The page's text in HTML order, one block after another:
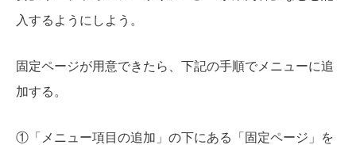
入するようにしよう。
固定ページが用意できたら、下記の手順でメニューに追
加する。
①「メニュー項目の追加」の下にある「固定ページ」を